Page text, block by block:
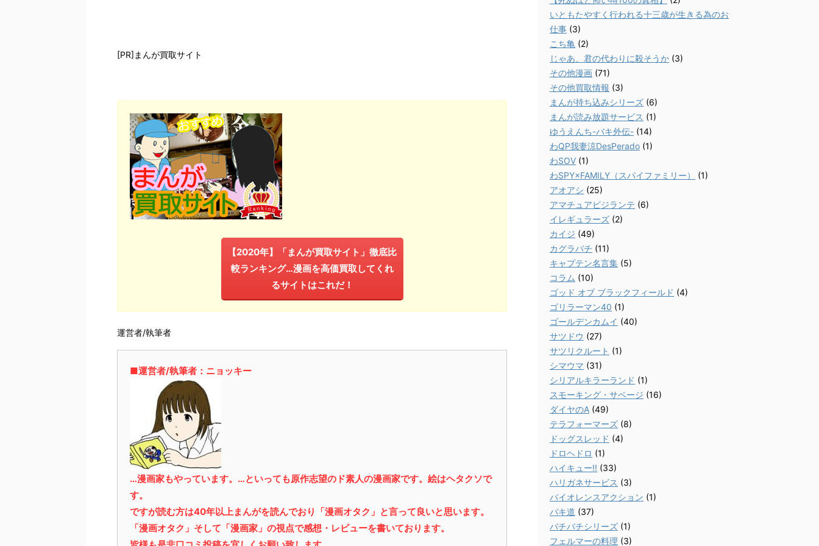
[PR]まんが買取サイト
【2020年】「まんが買取サイト」徹底比
較ランキング…漫画を高価買取してくれ
るサイトはこれだ！
運営者/執筆者
■運営者/執筆者：ニョッキー
…漫画家もやっています。…といっても原作志望のド素人の漫画家です。絵はヘタクソで
す。
ですが読む方は40年以上まんがを読んでおり「漫画オタク」と言って良いと思います。
「漫画オタク」そして「漫画家」の視点で感想・レビューを書いております。
いともたやすく行われる十三歳が生きる為のお
仕事 (3)
こち亀 (2)
じゃあ、君の代わりに殺そうか (3)
その他漫画 (71)
その他買取情報 (3)
まんが持ち込みシリーズ (6)
まんが読み放題サービス (1)
ゆうえんち-バキ外伝- (14)
わQP我妻涼DesPerado (1)
わSOV (1)
わSPY×FAMILY（スパイファミリー）
(1)
アオアシ (25)
アマチュアビジランテ (6)
イレギュラーズ (2)
カイジ (49)
カグラバチ (11)
キャプテン名言集 (5)
コラム (10)
ゴッド オブ ブラックフィールド (4)
ゴリラーマン40 (1)
ゴールデンカムイ (40)
サツドウ (27)
サツリクルート (1)
シマウマ (31)
シリアルキラーランド (1)
スモーキング・サベージ (16)
ダイヤのA (49)
テラフォーマーズ (8)
ドッグスレッド (4)
ドロヘドロ (1)
ハイキュー!! (33)
ハリガネサービス (3)
バイオレンスアクション (1)
バキ道 (37)
バチバチシリーズ (1)
フェルマーの料理 (3)